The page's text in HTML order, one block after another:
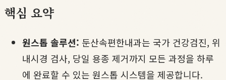
핵심 요약
원스톱 솔루션: 둔산속편한내과는 국가 건강검진, 위
내시경 검사, 당일 용종 제거까지 모든 과정을 하루
에 완료할 수 있는 원스톱 시스템을 제공합니다.